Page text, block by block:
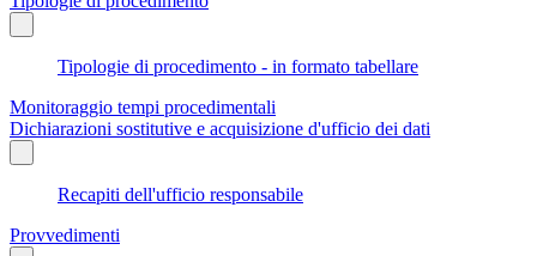
Tipologie di procedimento - in formato tabellare
Monitoraggio tempi procedimentali
Dichiarazioni sostitutive e acquisizione d'ufficio dei dati
Recapiti dell'ufficio responsabile
Provvedimenti